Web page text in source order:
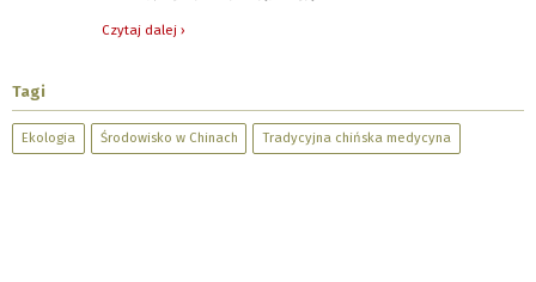
Czytaj dalej ›
Tagi
Ekologia Środowisko w Chinach Tradycyjna chińska medycyna